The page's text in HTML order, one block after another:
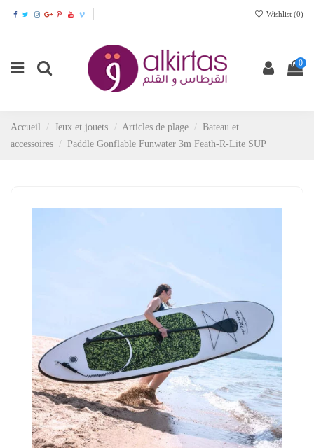
Wishlist (0)
0
Accueil Jeux et jouets Articles de plage
Bateau et
accessoires
Paddle Gonflable Funwater 3m Feath-R-Lite SUP